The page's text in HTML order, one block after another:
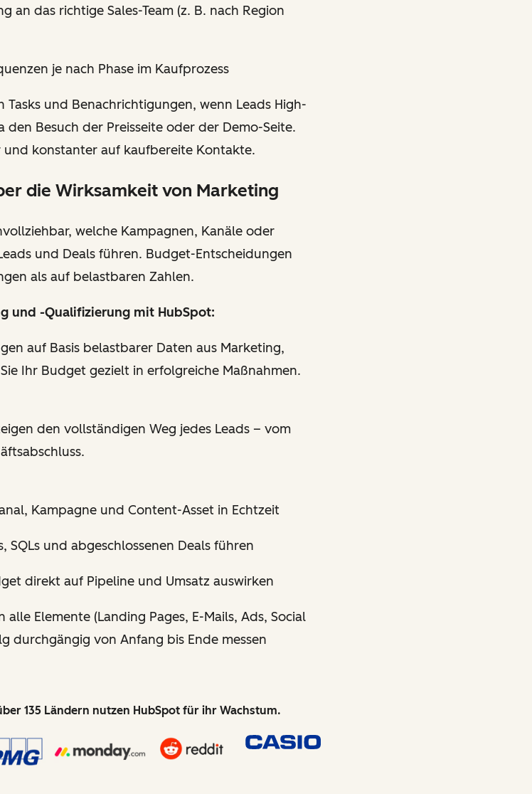
an das richtige Sales-Team (z. B. nach Region
je nach Phase im Kaufprozess
Tasks und Benachrichtigungen, wenn Leads High-
Besuch der Preisseite oder der Demo-Seite.
konstanter auf kaufbereite Kontakte.
die Wirksamkeit von Marketing
welche Kampagnen, Kanäle oder
und Deals führen. Budget-Entscheidungen
als auf belastbaren Zahlen.
und -Qualifizierung mit HubSpot:
auf Basis belastbarer Daten aus Marketing,
Ihr Budget gezielt in erfolgreiche Maßnahmen.
den vollständigen Weg jedes Leads – vom
Kampagne und Content-Asset in Echtzeit
SQLs und abgeschlossenen Deals führen
direkt auf Pipeline und Umsatz auswirken
Elemente (Landing Pages, E-Mails, Ads, Social
durchgängig von Anfang bis Ende messen
135 Ländern nutzen HubSpot für ihr Wachstum.